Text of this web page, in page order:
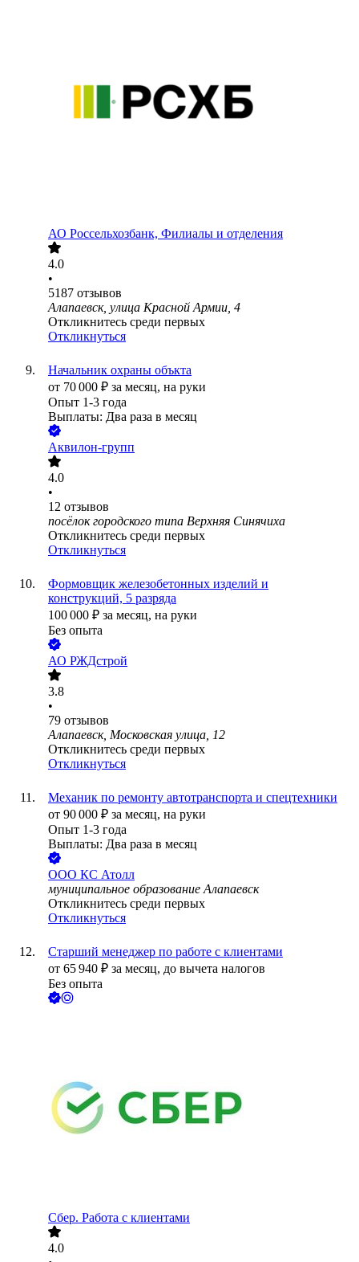
АО Россельхозбанк, Филиалы и отделения
4.0
•
5187 отзывов
Алапаевск, улица Красной Армии, 4
Откликнитесь среди первых
Откликнуться
Начальник охраны объкта
от 70 000 ₽ за месяц, на руки
Опыт 1-3 года
Выплаты: Два раза в месяц
Аквилон-групп
4.0
•
12 отзывов
посёлок городского типа Верхняя Синячиха
Откликнитесь среди первых
Откликнуться
Формовщик железобетонных изделий и
конструкций, 5 разряда
100 000 ₽ за месяц, на руки
Без опыта
АО РЖДстрой
3.8
•
79 отзывов
Алапаевск, Московская улица, 12
Откликнитесь среди первых
Откликнуться
Механик по ремонту автотранспорта и спецтехники
от 90 000 ₽ за месяц, на руки
Опыт 1-3 года
Выплаты: Два раза в месяц
ООО КС Атолл
муниципальное образование Алапаевск
Откликнитесь среди первых
Откликнуться
Старший менеджер по работе с клиентами
от 65 940 ₽ за месяц, до вычета налогов
Без опыта
Сбер. Работа с клиентами
4.0